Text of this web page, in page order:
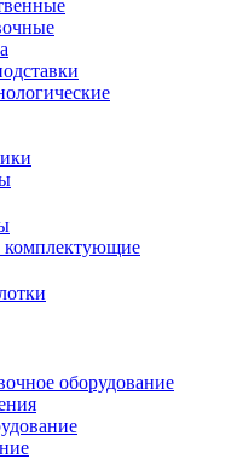
комплектующие
оборудование